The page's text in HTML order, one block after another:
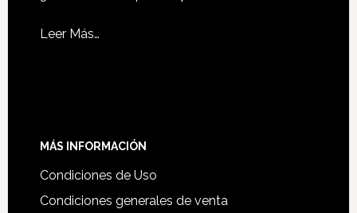
Leer Más…
MÁS INFORMACIÓN
Condiciones de Uso
Condiciones generales de venta